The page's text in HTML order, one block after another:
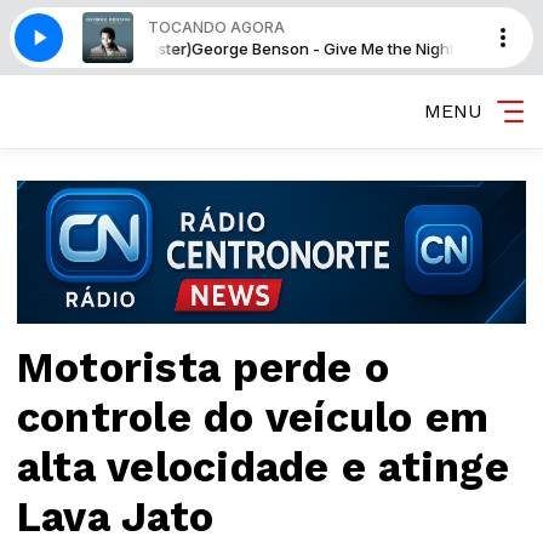
TOCANDO AGORA
2015 Remaster)George Benson - Give Me the Night (Single
MENU
Motorista perde o
controle do veículo em
alta velocidade e atinge
Lava Jato